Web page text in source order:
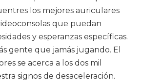
los mejores auriculares
que puedan
y esperanzas específicas.
gente que jamás jugando. El
se acerca a los dos mil
signos de desaceleración.